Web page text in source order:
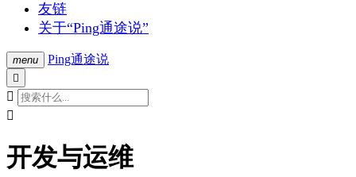
友链
关于“Ping通途说”
menu Ping通途说



开发与运维